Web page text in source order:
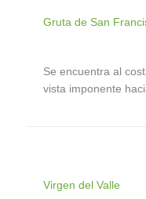
Gruta de San
Se encuentra al
vista imponente
Virgen del Valle